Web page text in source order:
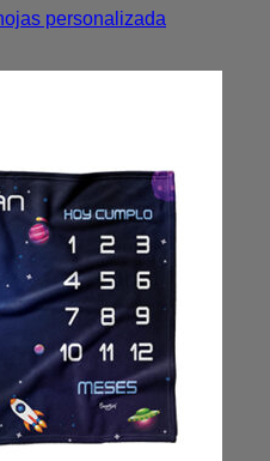
personalizada